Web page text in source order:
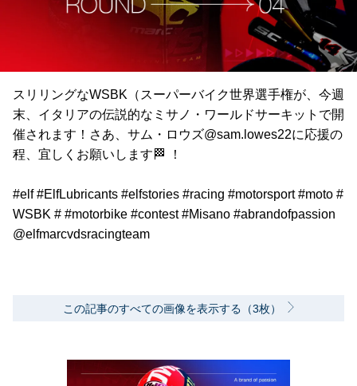
スリリングなWSBK（スーパーバイク世界選手権が、今週
末、イタリアの伝説的なミサノ・ワールドサーキットで開
催されます！さあ、サム・ロウズ@sam.lowes22に応援の
程、宜しくお願いします🏁 ！
#elf #ElfLubricants #elfstories #racing #motorsport #moto #
WSBK # #motorbike #contest #Misano #abrandofpassion
@elfmarcvdsracingteam
この記事のすべての画像を表示する（3枚）